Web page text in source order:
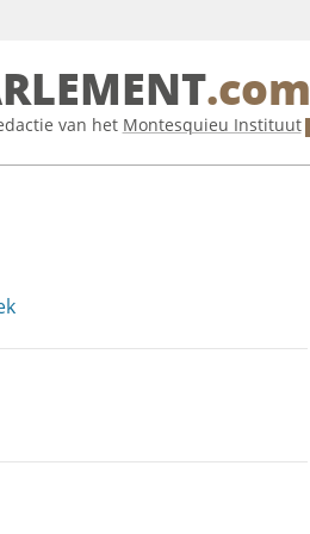
.com
van het Montesquieu Instituut